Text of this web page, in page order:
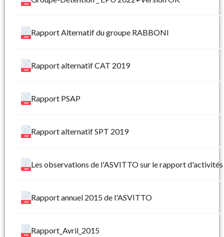
Rapport Alternatif du groupe RABBONI
Rapport alternatif CAT 2019
Rapport PSAP
Rapport alternatif SPT 2019
Les observations de l'ASVITTO sur le rapport
Rapport annuel 2015 de l'ASVITTO
Rapport_Avril_2015